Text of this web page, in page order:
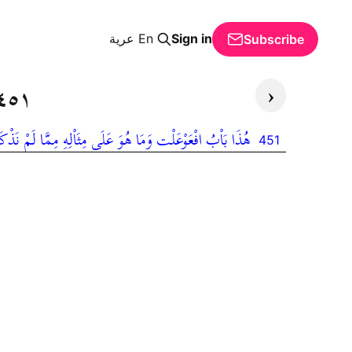
عرية En Sign in Subscribe
‹
451
هُذَا بَاْبُ افْعَوْعَلْت وَمَا هُوَ عَلَى مِثَاْلِهِ مِمَّا لَمْ